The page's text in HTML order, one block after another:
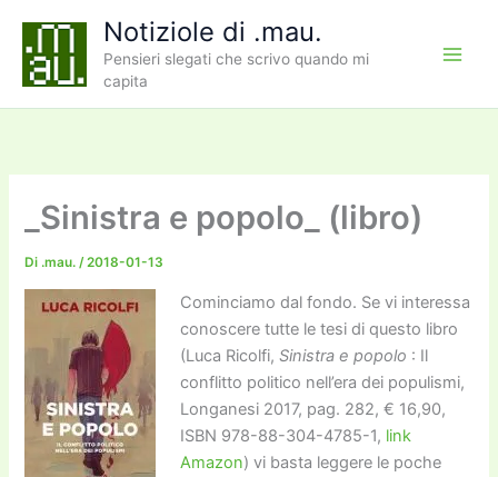
contenuto
Notiziole di .mau.
Pensieri slegati che scrivo quando mi
capita
_Sinistra e popolo_ (libro)
Di .mau./2018-01-13
Cominciamo dal fondo. Se vi interessa
conoscere tutte le tesi di questo libro
(Luca Ricolfi,Sinistra e popolo : Il
conflitto politico nell’era dei populismi,
Longanesi 2017, pag. 282, € 16,90,
ISBN 978-88-304-4785-1, link
Amazon) vi basta leggere le poche